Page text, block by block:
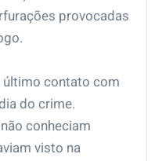
provocadas
último contato com
do crime.
conheciam
visto na